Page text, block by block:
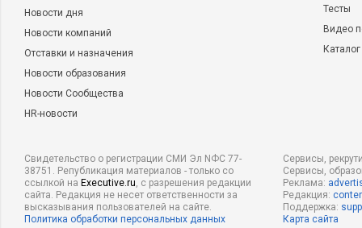
Новости дня
Новости компаний
Отставки и назначения
Новости образования
Новости Сообщества
HR-новости
Тесты
Видео
Свидетельство о регистрации СМИ Эл NФС 77-
38751. Републикация материалов - только со
ссылкой на Executive.ru, с разрешения редакции
сайта. Редакция не несет ответственности за
высказывания пользователей на сайте.
Политика обработки персональных данных
Сервисы,
Сервисы,
Реклама:
Редакция:
Поддержка:
Карта сайта